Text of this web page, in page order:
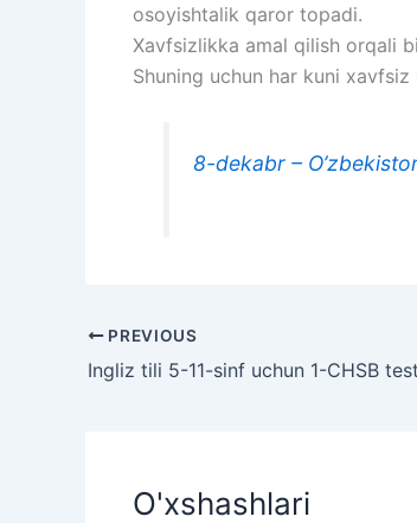
osoyishtalik qaror topadi.
Xavfsizlikka amal qilish orqali
Shuning uchun har kuni
8-dekabr –
PREVIOUS
O'xshashlari